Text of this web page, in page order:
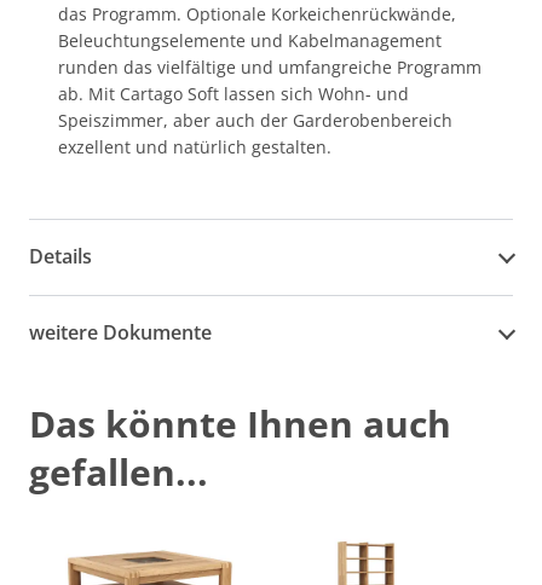
das Programm. Optionale Korkeichenrückwände,
Beleuchtungselemente und Kabelmanagement
runden das vielfältige und umfangreiche Programm
ab. Mit Cartago Soft lassen sich Wohn- und
Speiszimmer, aber auch der Garderobenbereich
exzellent und natürlich gestalten.
Details
weitere Dokumente
Das könnte Ihnen auch
gefallen...